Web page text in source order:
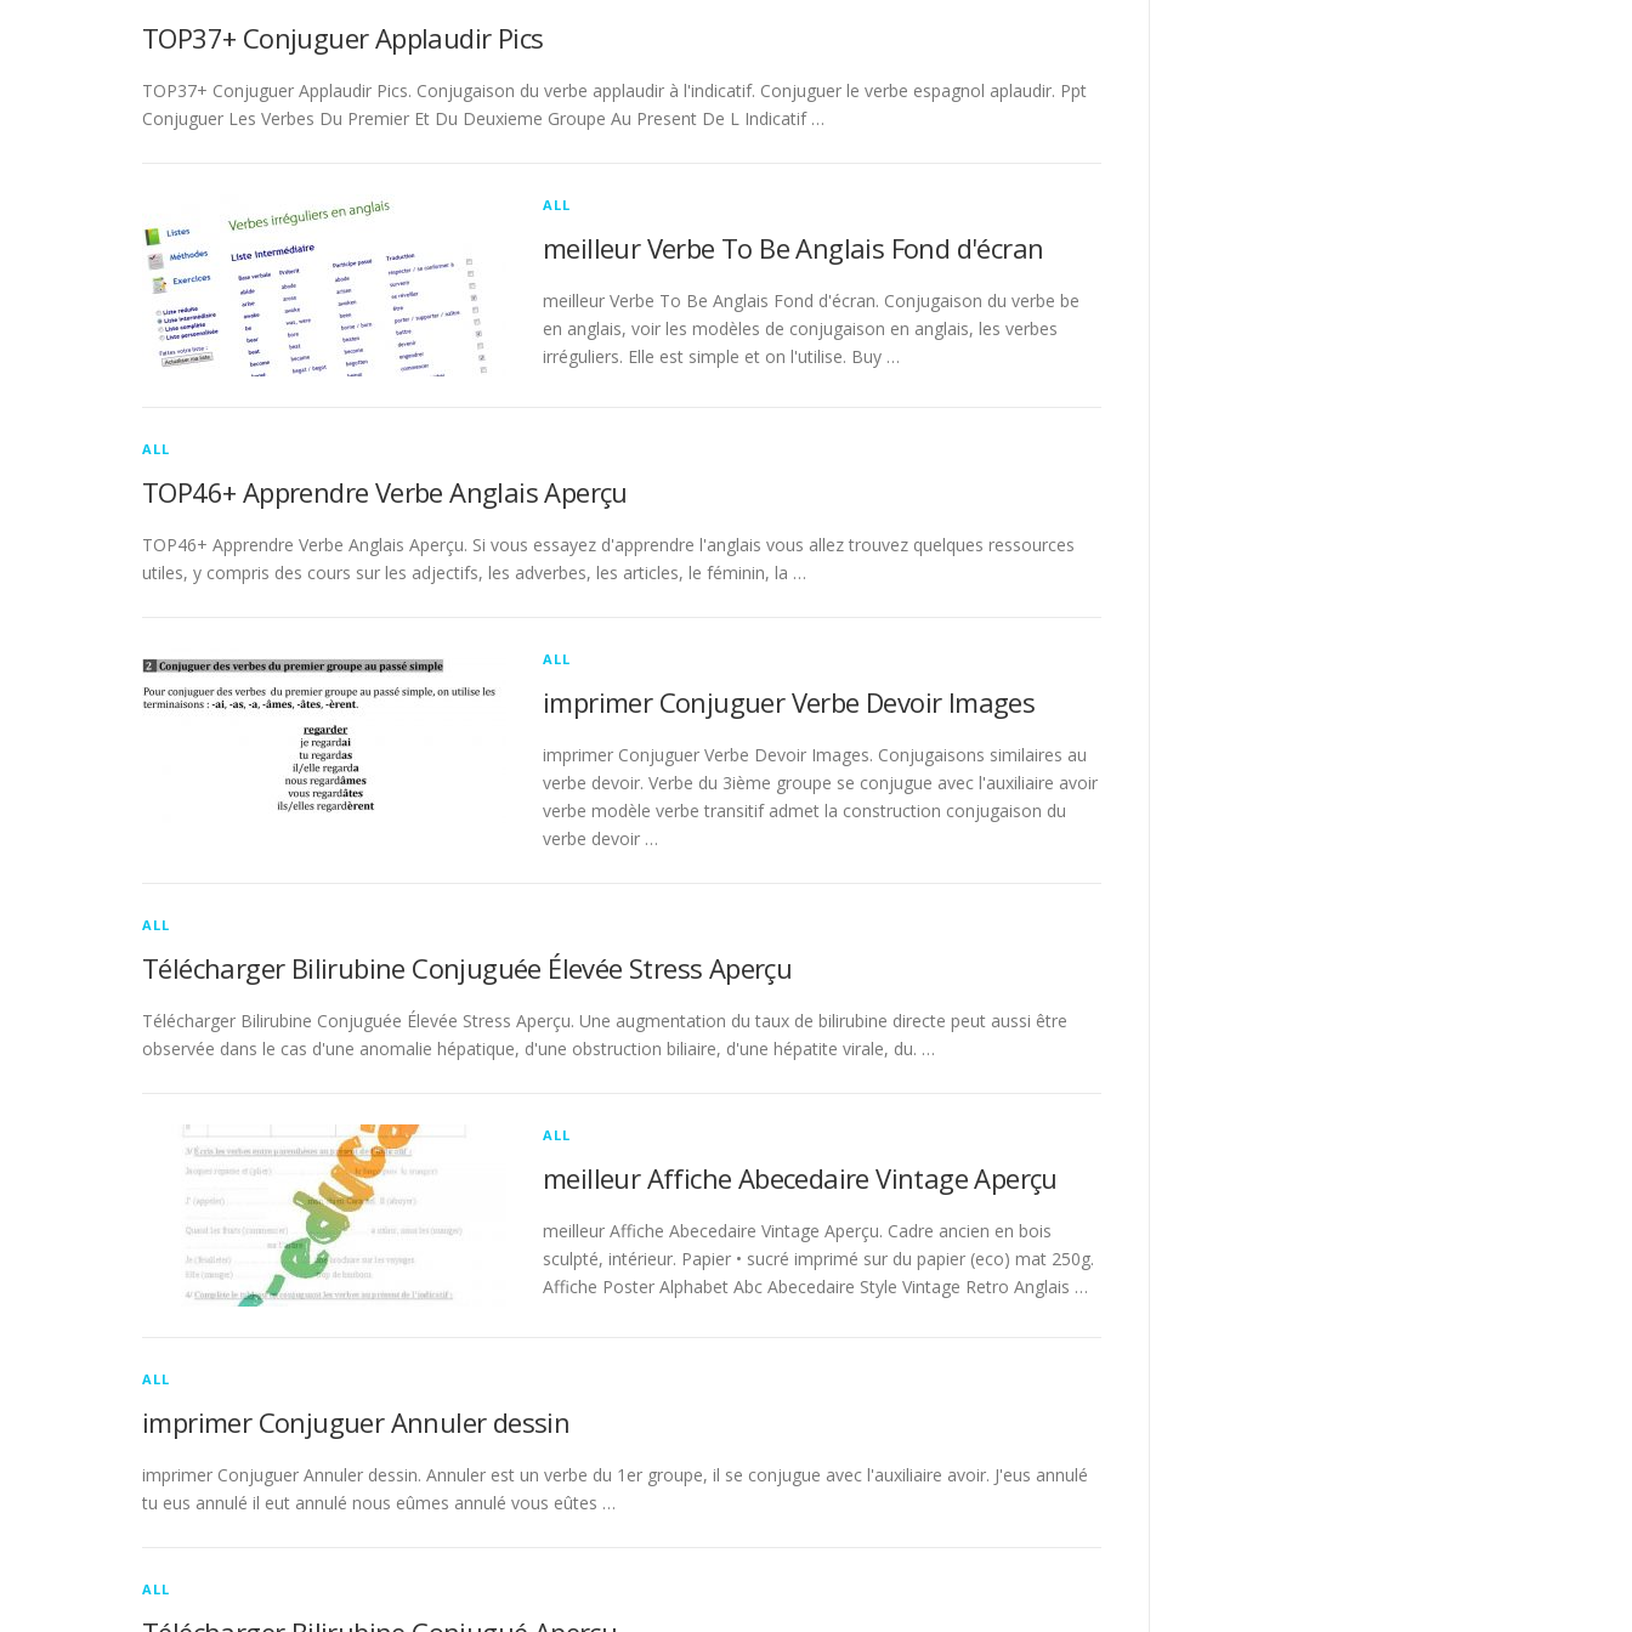
TOP37+ Conjuguer Applaudir Pics
TOP37+ Conjuguer Applaudir Pics. Conjugaison du verbe applaudir à l'indicatif. Conjuguer le verbe espagnol aplaudir. Ppt
Conjuguer Les Verbes Du Premier Et Du Deuxieme Groupe Au Present De L Indicatif …
ALL
meilleur Verbe To Be Anglais Fond d'écran
meilleur Verbe To Be Anglais Fond d'écran. Conjugaison du verbe be
en anglais, voir les modèles de conjugaison en anglais, les verbes
irréguliers. Elle est simple et on l'utilise. Buy …
ALL
TOP46+ Apprendre Verbe Anglais Aperçu
TOP46+ Apprendre Verbe Anglais Aperçu. Si vous essayez d'apprendre l'anglais vous allez trouvez quelques ressources
utiles, y compris des cours sur les adjectifs, les adverbes, les articles, le féminin, la …
ALL
imprimer Conjuguer Verbe Devoir Images
imprimer Conjuguer Verbe Devoir Images. Conjugaisons similaires au
verbe devoir. Verbe du 3ième groupe se conjugue avec l'auxiliaire avoir
verbe modèle verbe transitif admet la construction conjugaison du
verbe devoir …
ALL
Télécharger Bilirubine Conjuguée Élevée Stress Aperçu
Télécharger Bilirubine Conjuguée Élevée Stress Aperçu. Une augmentation du taux de bilirubine directe peut aussi être
observée dans le cas d'une anomalie hépatique, d'une obstruction biliaire, d'une hépatite virale, du. …
ALL
meilleur Affiche Abecedaire Vintage Aperçu
meilleur Affiche Abecedaire Vintage Aperçu. Cadre ancien en bois
sculpté, intérieur. Papier • sucré imprimé sur du papier (eco) mat 250g.
Affiche Poster Alphabet Abc Abecedaire Style Vintage Retro Anglais …
ALL
imprimer Conjuguer Annuler dessin
imprimer Conjuguer Annuler dessin. Annuler est un verbe du 1er groupe, il se conjugue avec l'auxiliaire avoir. J'eus annulé
tu eus annulé il eut annulé nous eûmes annulé vous eûtes …
ALL